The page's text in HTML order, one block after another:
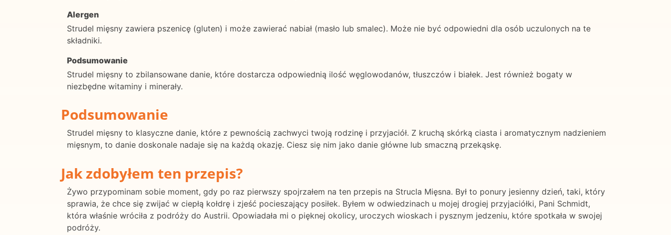
Alergen
Strudel mięsny zawiera pszenicę (gluten) i może zawierać nabiał (masło lub smalec). Może nie być odpowiedni dla osób uczulonych na te
składniki.
Podsumowanie
Strudel mięsny to zbilansowane danie, które dostarcza odpowiednią ilość węglowodanów, tłuszczów i białek. Jest również bogaty w
niezbędne witaminy i minerały.
Podsumowanie
Strudel mięsny to klasyczne danie, które z pewnością zachwyci twoją rodzinę i przyjaciół. Z kruchą skórką ciasta i aromatycznym nadzieniem
mięsnym, to danie doskonale nadaje się na każdą okazję. Ciesz się nim jako danie główne lub smaczną przekąskę.
Jak zdobyłem ten przepis?
Żywo przypominam sobie moment, gdy po raz pierwszy spojrzałem na ten przepis na Strucla Mięsna. Był to ponury jesienny dzień, taki, który
sprawia, że chce się zwijać w ciepłą kołdrę i zjeść pocieszający posiłek. Byłem w odwiedzinach u mojej drogiej przyjaciółki, Pani Schmidt,
która właśnie wróciła z podróży do Austrii. Opowiadała mi o pięknej okolicy, uroczych wioskach i pysznym jedzeniu, które spotkała w swojej
podróży.